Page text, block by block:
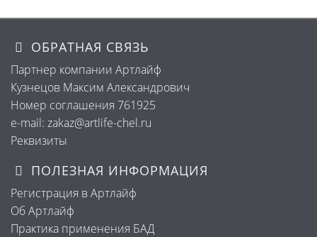
ОБРАТНАЯ СВЯЗЬ
Партнер компании Артлайф
Кузнецов Максим Александрович
Номер соглашения 761925
e-mail: zakaz@artlife-chel.ru
Реквизиты
ПОЛЕЗНАЯ ИНФОРМАЦИЯ
Регистрация в Артлайф
Об Артлайф
Практика применения БАД